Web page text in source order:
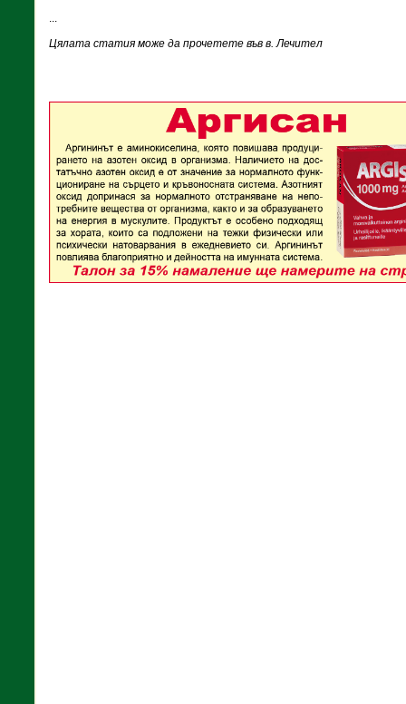
...
Цялата статия може да прочетете във в. Лечител